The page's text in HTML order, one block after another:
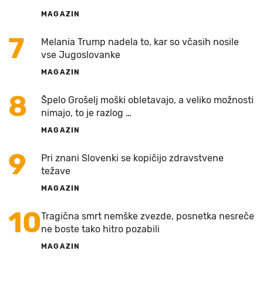
MAGAZIN
7
Melania Trump nadela to, kar so včasih nosile
vse Jugoslovanke
MAGAZIN
8
Špelo Grošelj moški obletavajo, a veliko možnosti
nimajo, to je razlog …
MAGAZIN
9
Pri znani Slovenki se kopičijo zdravstvene
težave
MAGAZIN
10Tragična smrt nemške zvezde, posnetka nesreče
ne boste tako hitro pozabili
MAGAZIN